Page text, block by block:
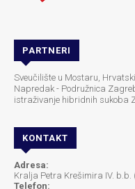
PARTNERI
Sveučilište u Mostaru,
Napredak - Podružnica
istraživanje hibridnih sukoba
KONTAKT
Adresa:
Kralja Petra Krešimira IV. b.b.
Telefon: